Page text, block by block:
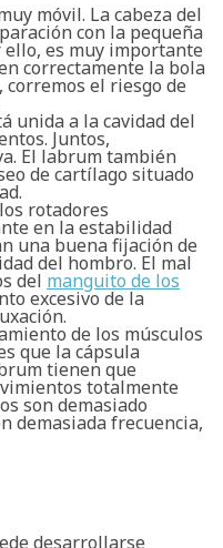
móvil. La cabeza del
con la pequeña
ello, es muy importante
correctamente la bola
corremos el riesgo de
unida a la cavidad del
Juntos,
El labrum también
de cartílago situado
rotadores
en la estabilidad
una buena fijación de
del hombro. El mal
del manguito de los
excesivo de la
de los músculos
que la cápsula
tienen que
totalmente
son demasiado
demasiada frecuencia,
desarrollarse